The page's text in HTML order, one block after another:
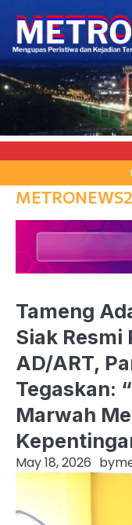
to
content
METRONEWS2
Tameng
Siak Resmi
AD/ART,
Tegaskan:
Marwah
May 18, 2026 by